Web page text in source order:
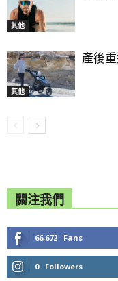
其他
其他
產後
關注我們
66,672 Fans
0 Followers